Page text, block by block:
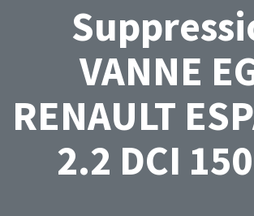
VANNE
RENAULT
2.2 DCI